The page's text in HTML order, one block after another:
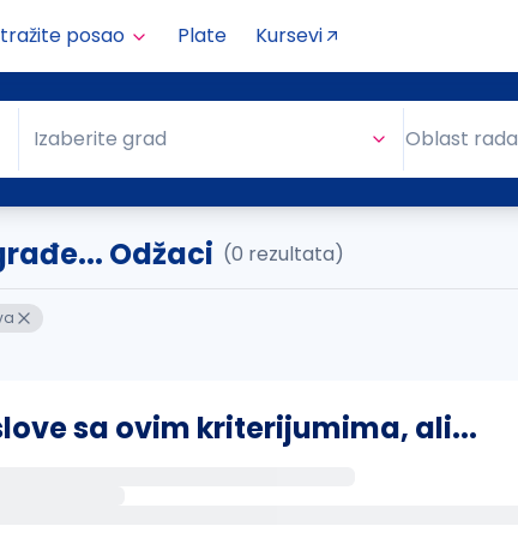
posao Plate Kursevi
Grad
Izaberite grad Oblast rada
Odžaci (0 rezultata)
sa ovim kriterijumima, ali...